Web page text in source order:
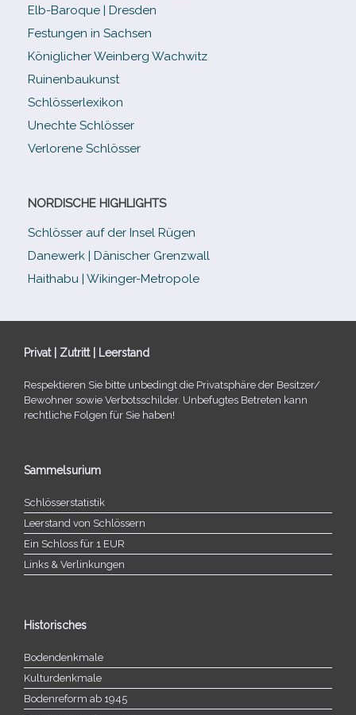
Elb-​Baroque | Dresden
Festungen in Sachsen
Königlicher Weinberg Wachwitz
Ruinenbaukunst
Schlösserlexikon
Unechte Schlösser
Verlorene Schlösser
NORDISCHE HIGHLIGHTS
Schlösser auf der Insel Rügen
Danewerk | Dänischer Grenzwall
Haithabu | Wikinger-Metropole
Privat | Zutritt | Leerstand
Respektieren Sie bitte unbe­dingt die Privatsphäre der Besitzer/​
Bewohner sowie Verbotsschilder. Unbefugtes Betreten kann
recht­li­che Folgen für Sie haben!
Sammelsurium
Schlösserstatistik
Leerstand von Schlössern
Ein Schloss für 1 EUR
Links & Verlinkungen
Historisches
Bodendenkmale
Kulturdenkmale
Bodenreform ab 1945